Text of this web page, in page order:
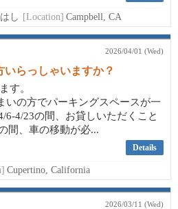
し [Location] Campbell, CA
2026/04/01 (Wed)
らっしゃいますか？
す。
いの方でパーキングスペースが一
6-4/23の間、お貸しいただくこと
間、車の移動が必...
Details
Cupertino, California
2026/03/11 (Wed)